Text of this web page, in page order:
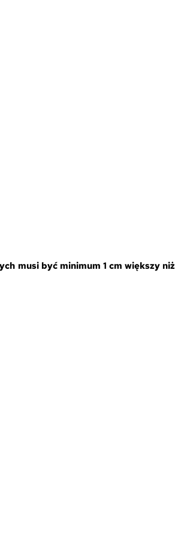
musi być minimum 1 cm większy niż